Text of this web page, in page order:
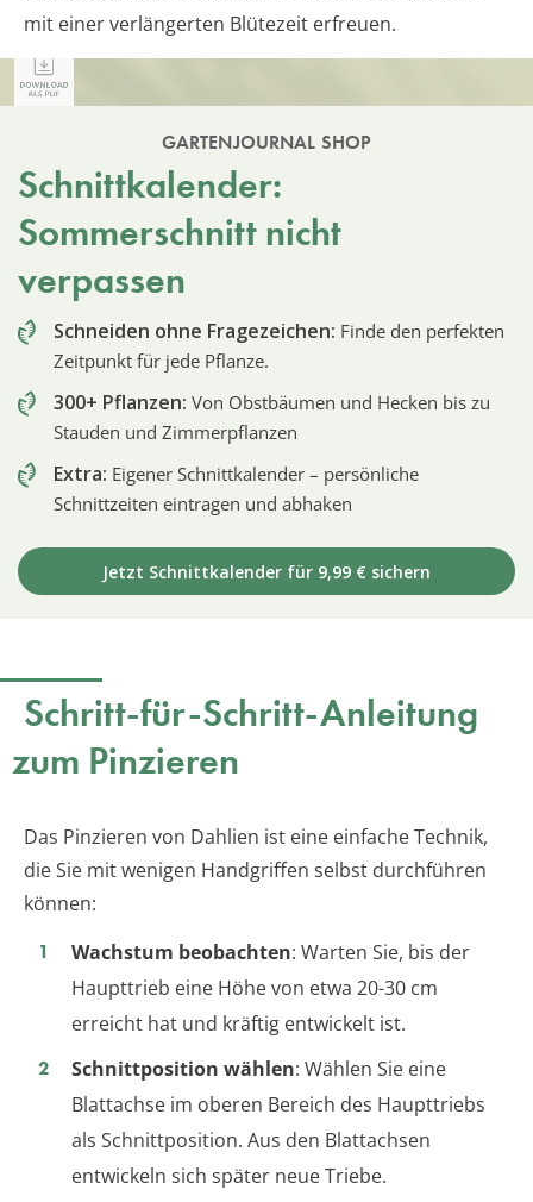
mit einer verlängerten Blütezeit erfreuen.
GARTENJOURNAL SHOP
Schnittkalender:
Sommerschnitt nicht
verpassen
Schneiden ohne Fragezeichen: Finde den perfekten
Zeitpunkt für jede Pflanze.
300+ Pflanzen: Von Obstbäumen und Hecken bis zu
Stauden und Zimmerpflanzen
Extra: Eigener Schnittkalender – persönliche
Schnittzeiten eintragen und abhaken
Jetzt Schnittkalender für 9,99 € sichern
Schritt-für-Schritt-Anleitung
zum Pinzieren
Das Pinzieren von Dahlien ist eine einfache Technik,
die Sie mit wenigen Handgriffen selbst durchführen
können:
Wachstum beobachten: Warten Sie, bis der
Haupttrieb eine Höhe von etwa 20-30 cm
erreicht hat und kräftig entwickelt ist.
Schnittposition wählen: Wählen Sie eine
Blattachse im oberen Bereich des Haupttriebs
als Schnittposition. Aus den Blattachsen
entwickeln sich später neue Triebe.